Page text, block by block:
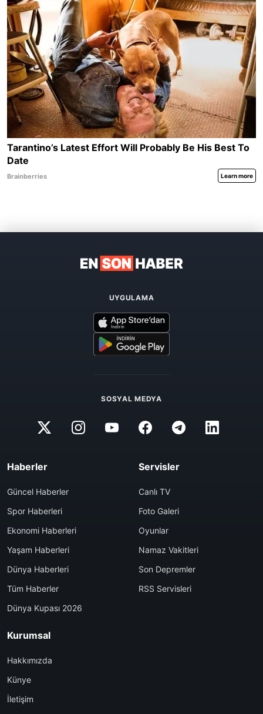
UYGULAMA
SOSYAL MEDYA
Haberler
Güncel Haberler
Spor Haberleri
Ekonomi Haberleri
Yaşam Haberleri
Dünya Haberleri
Tüm Haberler
Dünya Kupası 2026
Servisler
Canlı TV
Foto Galeri
Oyunlar
Namaz Vakitleri
Son Depremler
RSS Servisleri
Kurumsal
Hakkımızda
Künye
İletişim